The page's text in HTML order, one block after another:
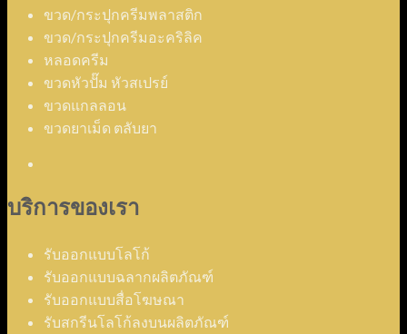
ขวด/กระปุกครีมพลาสติก
ขวด/กระปุกครีมอะคริลิค
หลอดครีม
ขวดหัวปั๊ม หัวสเปรย์
ขวดแกลลอน
ขวดยาเม็ด ตลับยา
บริการของเรา
รับออกแบบโลโก้
รับออกแบบฉลากผลิตภัณฑ์
รับออกแบบสื่อโฆษณา
รับสกรีนโลโก้ลงบนผลิตภัณฑ์